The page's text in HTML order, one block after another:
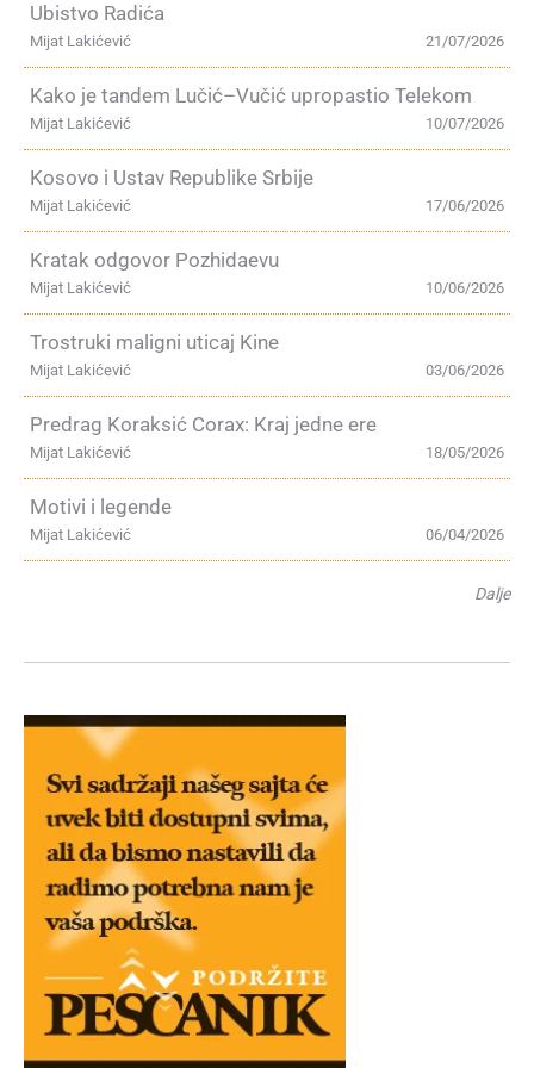
Ubistvo Radića
21/07/2026
Mijat Lakićević
Kako je tandem Lučić–Vučić upropastio Telekom
10/07/2026
Mijat Lakićević
Kosovo i Ustav Republike Srbije
17/06/2026
Mijat Lakićević
Kratak odgovor Pozhidaevu
10/06/2026
Mijat Lakićević
Trostruki maligni uticaj Kine
03/06/2026
Mijat Lakićević
Predrag Koraksić Corax: Kraj jedne ere
18/05/2026
Mijat Lakićević
Motivi i legende
06/04/2026
Mijat Lakićević
Dalje